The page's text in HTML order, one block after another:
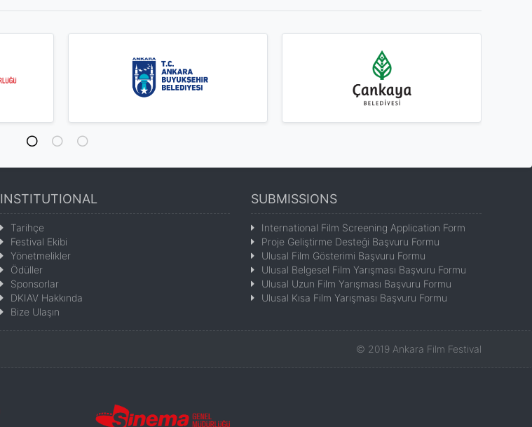
INSTITUTIONAL
Tarihçe
Festival Ekibi
Yönetmelikler
Ödüller
Sponsorlar
DKIAV Hakkında
Bize Ulaşın
SUBMISSIONS
International Film Screening Application Form
Proje Geliştirme Desteği Başvuru Formu
Ulusal Film Gösterimi Başvuru Formu
Ulusal Belgesel Film Yarışması Başvuru Formu
Ulusal Uzun Film Yarışması Başvuru Formu
Ulusal Kısa Film Yarışması Başvuru Formu
© 2019 Ankara Film Festival